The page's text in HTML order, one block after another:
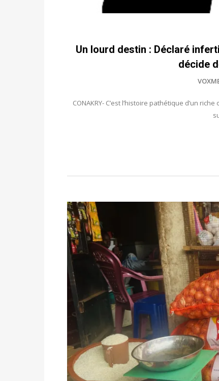
Un lourd destin : Déclaré
décide
CONAKRY- C’est l’histoire pathétique d’un